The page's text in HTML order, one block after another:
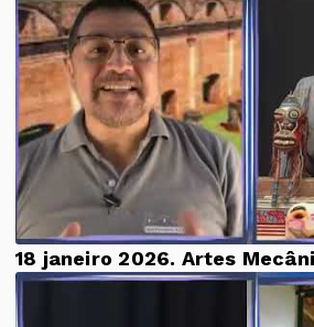
18 janeiro 2026. Artes